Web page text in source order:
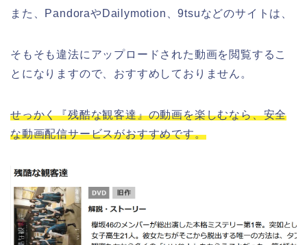
また、PandoraやDailymotion、9tsuなどのサイトは、
そもそも違法にアップロードされた動画を閲覧するこ
とになりますので、おすすめしておりません。
せっかく『残酷な観客達』の動画を楽しむなら、安全
な動画配信サービスがおすすめです。